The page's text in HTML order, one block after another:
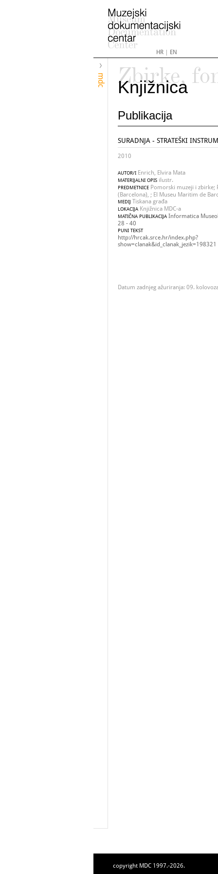
HR| EN
mdc
Zbirke,
Knjižnica
Publikacija
SURADNJA - STRATEŠKI
2010
AUTOR/I Enrich, Elvira Mata
MATERIJALNI OPIS ilustr.
PREDMETNICE Pomorski muzeji i zbirke;
(Barcelona), ; El Museu Maritim de
MEDIJ Tiskana građa
LOKACIJA Knjižnica MDC-a
MATIČNA PUBLIKACIJA Informatica
28 - 40
PUNI TEKST
http://hrcak.srce.hr/index.php?
show=clanak&id_clanak_jezik=198321
Datum zadnjeg ažuriranja: 09.
copyright MDC 1997.-2026.